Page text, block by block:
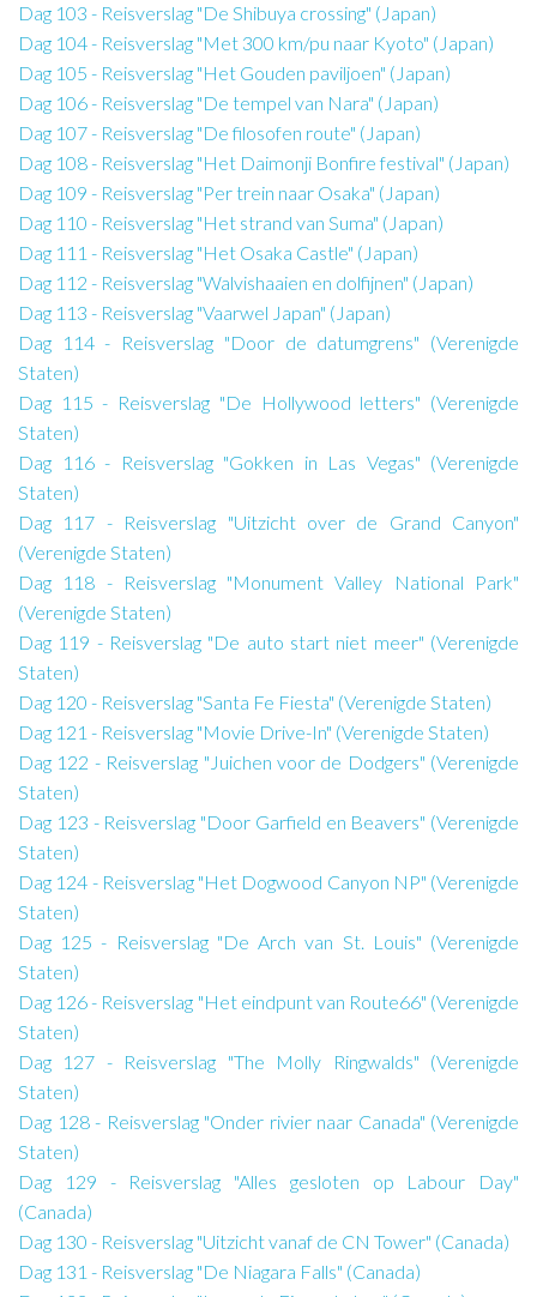
Dag 103 - Reisverslag "De Shibuya crossing" (Japan)
Dag 104 - Reisverslag "Met 300 km/pu naar Kyoto" (Japan)
Dag 105 - Reisverslag "Het Gouden paviljoen" (Japan)
Dag 106 - Reisverslag "De tempel van Nara" (Japan)
Dag 107 - Reisverslag "De filosofen route" (Japan)
Dag 108 - Reisverslag "Het Daimonji Bonfire festival" (Japan)
Dag 109 - Reisverslag "Per trein naar Osaka" (Japan)
Dag 110 - Reisverslag "Het strand van Suma" (Japan)
Dag 111 - Reisverslag "Het Osaka Castle" (Japan)
Dag 112 - Reisverslag "Walvishaaien en dolfijnen" (Japan)
Dag 113 - Reisverslag "Vaarwel Japan" (Japan)
Dag 114 - Reisverslag "Door de datumgrens" (Verenigde
Staten)
Dag 115 - Reisverslag "De Hollywood letters" (Verenigde
Staten)
Dag 116 - Reisverslag "Gokken in Las Vegas" (Verenigde
Staten)
Dag 117 - Reisverslag "Uitzicht over de Grand Canyon"
(Verenigde Staten)
Dag 118 - Reisverslag "Monument Valley National Park"
(Verenigde Staten)
Dag 119 - Reisverslag "De auto start niet meer" (Verenigde
Staten)
Dag 120 - Reisverslag "Santa Fe Fiesta" (Verenigde Staten)
Dag 121 - Reisverslag "Movie Drive-In" (Verenigde Staten)
Dag 122 - Reisverslag "Juichen voor de Dodgers" (Verenigde
Staten)
Dag 123 - Reisverslag "Door Garfield en Beavers" (Verenigde
Staten)
Dag 124 - Reisverslag "Het Dogwood Canyon NP" (Verenigde
Staten)
Dag 125 - Reisverslag "De Arch van St. Louis" (Verenigde
Staten)
Dag 126 - Reisverslag "Het eindpunt van Route66" (Verenigde
Staten)
Dag 127 - Reisverslag "The Molly Ringwalds" (Verenigde
Staten)
Dag 128 - Reisverslag "Onder rivier naar Canada" (Verenigde
Staten)
Dag 129 - Reisverslag "Alles gesloten op Labour Day"
(Canada)
Dag 130 - Reisverslag "Uitzicht vanaf de CN Tower" (Canada)
Dag 131 - Reisverslag "De Niagara Falls" (Canada)